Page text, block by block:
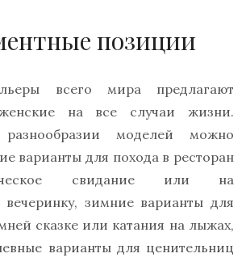
позиции
всего мира предлагают
на все случаи жизни.
моделей можно
варианты для похода в ресторан
свидание или на
вечеринку, зимние варианты для
сказке или катания на лыжах,
варианты для ценительниц